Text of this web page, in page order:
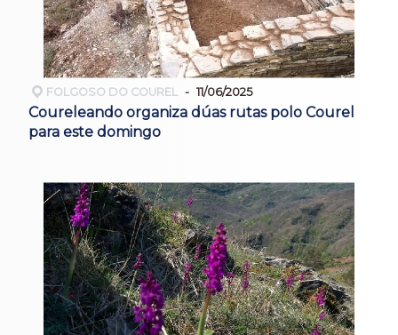
FOLGOSO DO COUREL 11/06/2025
Coureleando organiza dúas rutas polo Courel
para este domingo